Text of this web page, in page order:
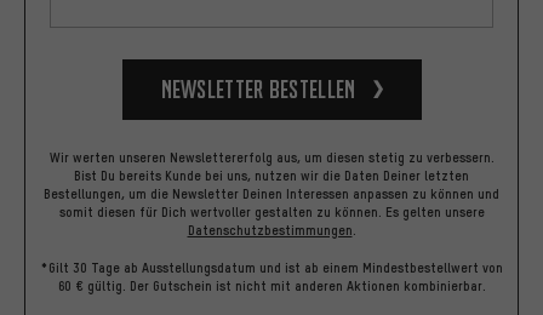
Newsletter bestellen
Wir werten unseren Newslettererfolg aus, um diesen stetig zu verbessern.
Bist Du bereits Kunde bei uns, nutzen wir die Daten Deiner letzten
Bestellungen, um die Newsletter Deinen Interessen anpassen zu können und
somit diesen für Dich wertvoller gestalten zu können. Es gelten unsere
Datenschutzbestimmungen.
*Gilt 30 Tage ab Ausstellungsdatum und ist ab einem Mindestbestellwert von
60 € gültig. Der Gutschein ist nicht mit anderen Aktionen kombinierbar.